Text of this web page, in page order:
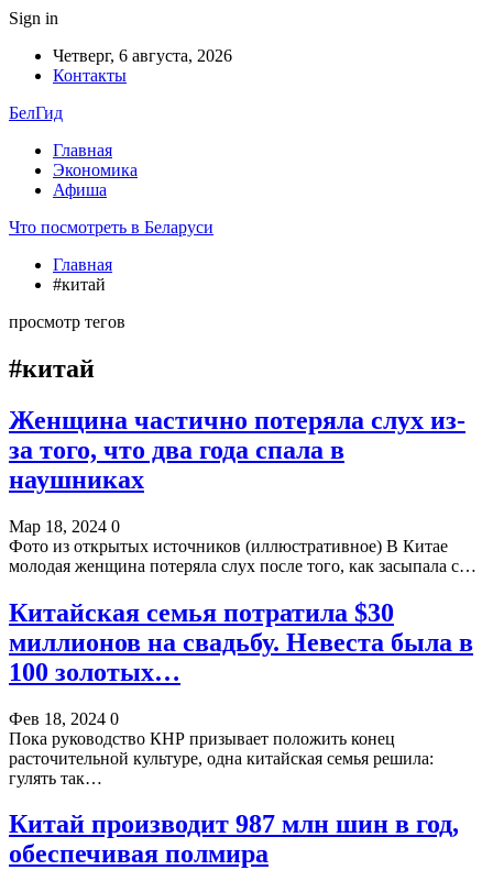
Sign in
Четверг, 6 августа, 2026
Контакты
БелГид
Главная
Экономика
Афиша
Что посмотреть в Беларуси
Главная
#китай
просмотр тегов
#китай
Женщина частично потеряла слух из-
за того, что два года спала в
наушниках
Мар 18, 2024 0
Фото из открытых источников (иллюстративное) В Китае
молодая женщина потеряла слух после того, как засыпала с…
Китайская семья потратила $30
миллионов на свадьбу. Невеста была в
100 золотых…
Фев 18, 2024 0
Пока руководство КНР призывает положить конец
расточительной культуре, одна китайская семья решила:
гулять так…
Китай производит 987 млн шин в год,
обеспечивая полмира